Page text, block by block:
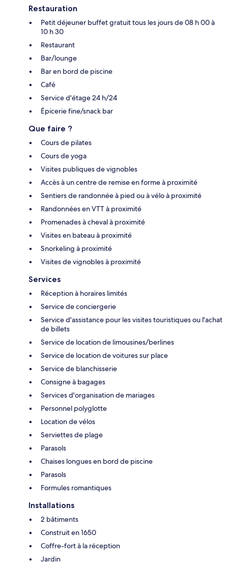
Restauration
Petit déjeuner buffet gratuit tous les jours de 08 h 00 à
10 h 30
Restaurant
Bar/lounge
Bar en bord de piscine
Café
Service d'étage 24 h/24
Épicerie fine/snack bar
Que faire ?
Cours de pilates
Cours de yoga
Visites publiques de vignobles
Accès à un centre de remise en forme à proximité
Sentiers de randonnée à pied ou à vélo à proximité
Randonnées en VTT à proximité
Promenades à cheval à proximité
Visites en bateau à proximité
Snorkeling à proximité
Visites de vignobles à proximité
Services
Réception à horaires limités
Service de conciergerie
Service d'assistance pour les visites touristiques ou l'achat
de billets
Service de location de limousines/berlines
Service de location de voitures sur place
Service de blanchisserie
Consigne à bagages
Services d'organisation de mariages
Personnel polyglotte
Location de vélos
Serviettes de plage
Parasols
Chaises longues en bord de piscine
Parasols
Formules romantiques
Installations
2 bâtiments
Construit en 1650
Coffre-fort à la réception
Jardin